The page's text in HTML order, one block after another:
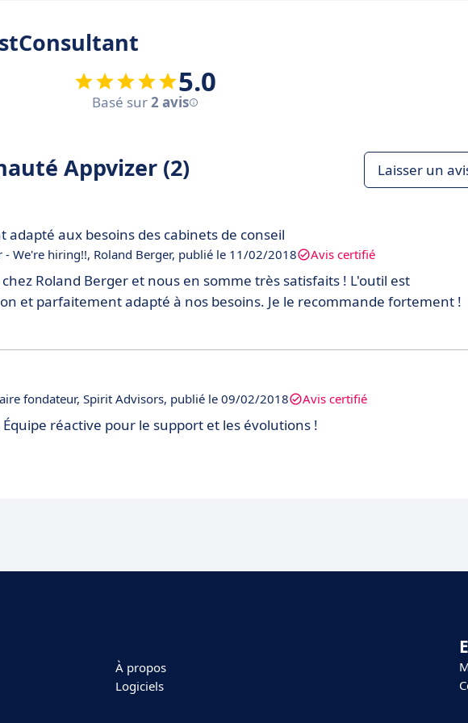
5.0
Basé sur2 avis
Appvizer (2) Laisser un
aux besoins des cabinets de conseil
- We're hiring!!, Roland Berger, publié le 11/02/2018 Avis certifié
Roland Berger et nous en somme très satisfaits ! L'outil est
et parfaitement adapté à nos besoins. Je le recommande fortement !
fondateur, Spirit Advisors, publié le 09/02/2018 Avis certifié
réactive pour le support et les évolutions !
À propos
Logiciels